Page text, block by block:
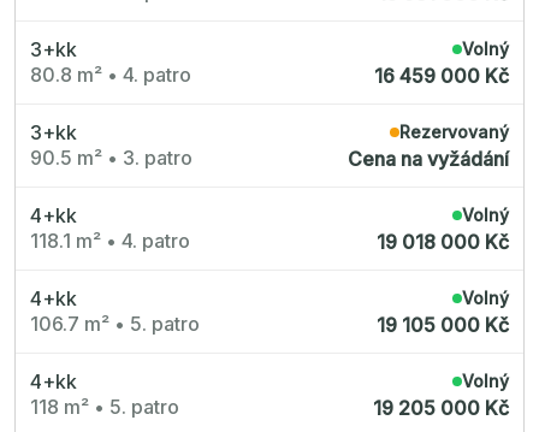
3+kk
80.8 m² • 4. patro
Volný
16 459 000 Kč
3+kk
90.5 m² • 3. patro
Rezervovaný
Cena na vyžádání
4+kk
118.1 m² • 4. patro
Volný
19 018 000 Kč
4+kk
106.7 m² • 5. patro
Volný
19 105 000 Kč
4+kk
118 m² • 5. patro
Volný
19 205 000 Kč
Nové byty 6+kk Královehradecký kraj
Developerské projekty
Rezidence Grafická
Lihovar Smíchov Jih
Jateční 35
Na Spojce 2
JITRO
Zenklova 81
Nová Písnice
Rezidence v Údolí
Semerínka
Hagibor Kappa
Aldrov Resort
Villa Chuchle
Nový byt 3+kk - VARTA